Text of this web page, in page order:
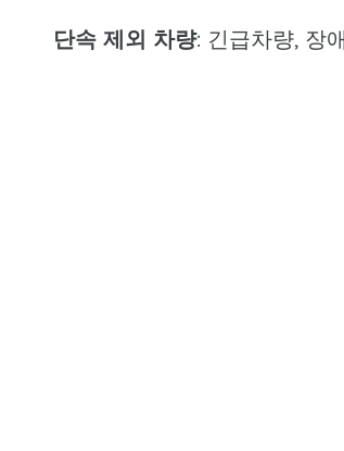
단속 제외 차량: 긴급차량, 장